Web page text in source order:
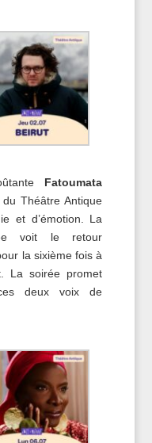
Fatoumata
Théâtre Antique
et d’émotion. La
voit le retour
la sixième fois à
La soirée promet
deux voix de